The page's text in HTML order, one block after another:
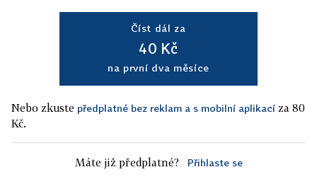
Číst dál za
40 Kč
na první dva měsíce
Nebo zkuste předplatné bez reklam a s mobilní aplikací za 80
Kč.
Máte již předplatné? Přihlaste se